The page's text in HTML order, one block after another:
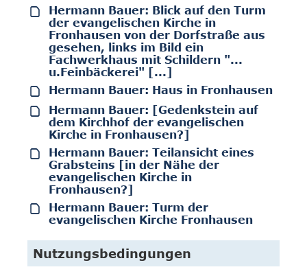
Hermann Bauer: Blick auf den Turm
der evangelischen Kirche in
Fronhausen von der Dorfstraße aus
gesehen, links im Bild ein
Fachwerkhaus mit Schildern "...
u.Feinbäckerei" [...]
Hermann Bauer: Haus in Fronhausen
Hermann Bauer: [Gedenkstein auf
dem Kirchhof der evangelischen
Kirche in Fronhausen?]
Hermann Bauer: Teilansicht eines
Grabsteins [in der Nähe der
evangelischen Kirche in
Fronhausen?]
Hermann Bauer: Turm der
evangelischen Kirche Fronhausen
Nutzungsbedingungen